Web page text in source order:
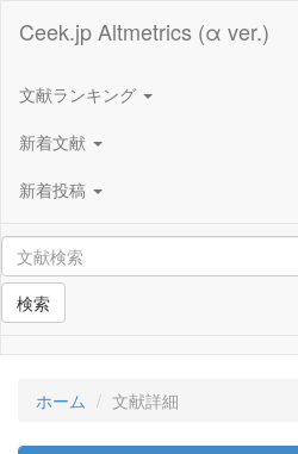
Ceek.jp Altmetrics (α ver.)
文献ランキング
新着文献
新着投稿
検索
ホーム 文献詳細